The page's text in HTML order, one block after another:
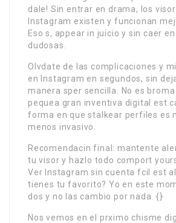
dale! Sin entrar en drama, los
Instagram existen y funcionan
Eso s, appear in juicio y sin caer
dudosas.
Olvdate de las complicaciones y
en Instagram en segundos, sin
manera sper sencilla. No es
pequea gran inventiva digital est
forma en que stalkear perfiles es
menos invasivo.
Recomendacin final: mantente
tu visor y hazlo todo comport
Ver Instagram sin cuenta fcil est
tienes tu favorito? Yo en este
dos y no las cambio por nada. {}
Nos vemos en el prximo chisme